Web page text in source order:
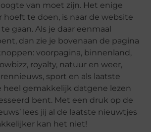
van moet zijn. Het enige
hoeft te doen, is naar de website
gaan. Als je daar eenmaal
dan zie je bovenaan de pagina
voorpagina, binnenland,
royalty, natuur en weer,
sport en als laatste
heel gemakkelijk datgene lezen
bent. Met een druk op de
lees jij al de laatste nieuwtjes
kan het niet!